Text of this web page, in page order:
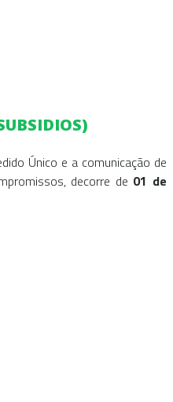
Único e a comunicação de
decorre de 01 de